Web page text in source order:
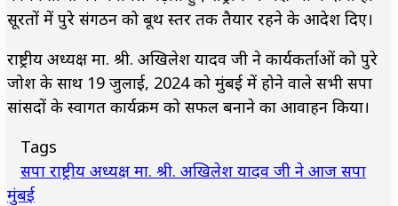
सूरतों में पुरे संगठन को बूथ स्तर तक तैयार रहने के आदेश दिए।
राष्ट्रीय अध्यक्ष मा. श्री. अखिलेश यादव जी ने कार्यकर्ताओं को पुरे
जोश के साथ 19 जुलाई, 2024 को मुंबई में होने वाले सभी सपा
सांसदों के स्वागत कार्यक्रम को सफल बनाने का आवाहन किया।
Tags
सपा राष्ट्रीय अध्यक्ष मा. श्री. अखिलेश यादव जी ने आज सपा
मुंबई